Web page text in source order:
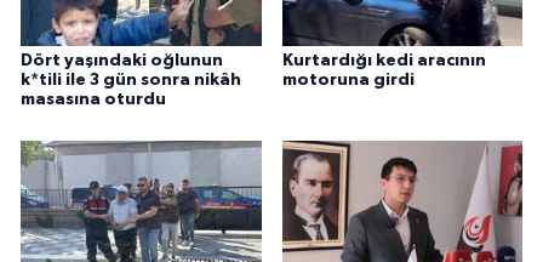
Dört yaşındaki oğlunun
k*tili ile 3 gün sonra nikâh
masasına oturdu
Kurtardığı kedi aracının
motoruna girdi